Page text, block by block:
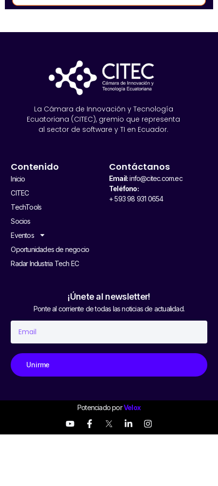
La Cámara de Innovación y Tecnología
Ecuatoriana (CITEC), gremio que representa
al sector de software y TI en Ecuador.
Contenido
Inicio
CITEC
TechTools
Socios
Eventos
Oportunidades de negocio
Radar Industria Tech EC
Contáctanos
Email:info@citec.com.ec
Teléfono:
+ 593 98 931 0654
¡Únete al newsletter!
Ponte al corriente de todas las noticias de actualidad.
Unirme
Potenciado porVelox